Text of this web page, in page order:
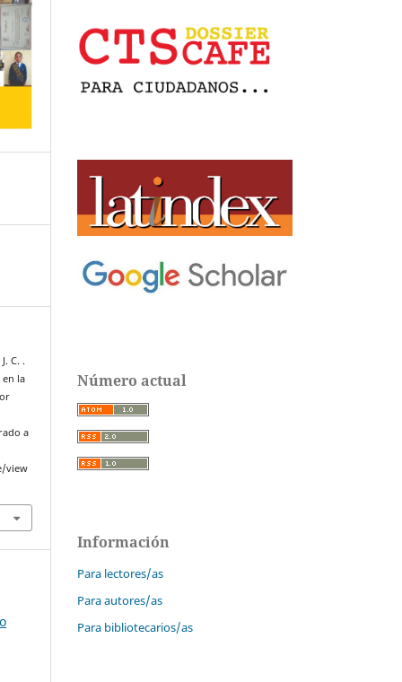
C. .
en la
a
view
Número actual
Información
Para lectores/as
Para autores/as
Para bibliotecarios/as